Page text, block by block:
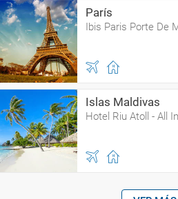
París
Ibis Paris Porte De
Islas Maldivas
Hotel Riu Atoll - All